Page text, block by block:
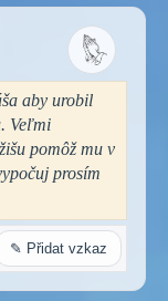
aby urobil
Veľmi
pomôž mu v
prosím
✎ Přidat vzkaz